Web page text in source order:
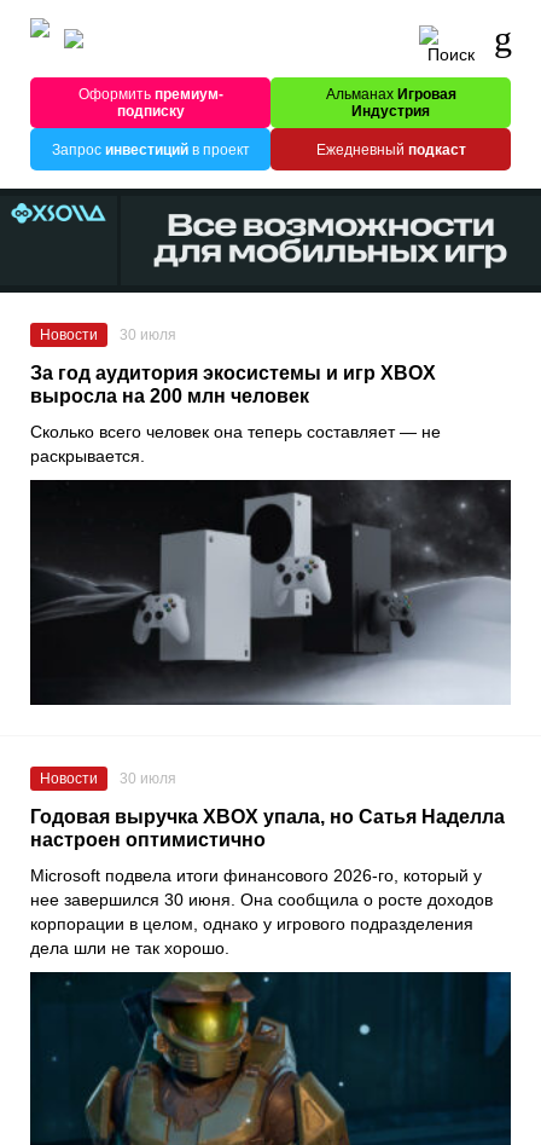
Оформитьпремиум-
подписку
Альманах Игровая
Индустрия
Запрос инвестицийв проект Ежедневный подкаст
Новости 30 июля
За год аудитория экосистемы и игр XBOX
выросла на 200 млн человек
Сколько всего человек она теперь составляет — не
раскрывается.
Новости 30 июля
Годовая выручка XBOX упала, но Сатья Наделла
настроен оптимистично
Microsoft подвела итоги финансового 2026-го, который у
нее завершился 30 июня. Она сообщила о росте доходов
корпорации в целом, однако у игрового подразделения
дела шли не так хорошо.